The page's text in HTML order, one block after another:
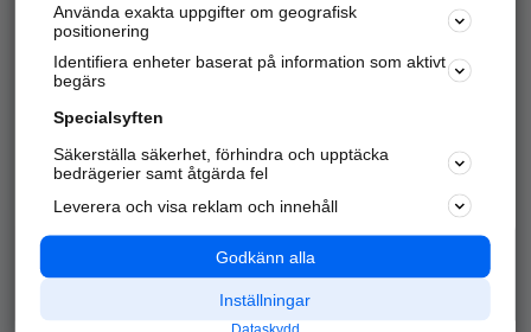
Kom igång och annonsera mot
samarbetspartners nära dig.
Alla kategorier
Populära sökningar
API & Kartor
Annonsera
Integritet
Nödnummer
Använda exakta uppgifter om geografisk
positionering
Identifiera enheter baserat på information som aktivt
begärs
Specialsyften
Säkerställa säkerhet, förhindra och upptäcka
bedrägerier samt åtgärda fel
Leverera och visa reklam och innehåll
Godkänn alla
Inställningar
Dataskydd